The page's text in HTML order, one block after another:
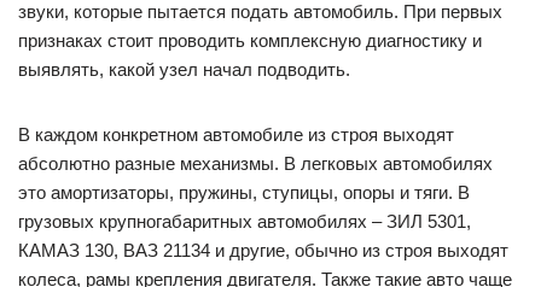
звуки, которые пытается подать автомобиль. При первых
признаках стоит проводить комплексную диагностику и
выявлять, какой узел начал подводить.
В каждом конкретном автомобиле из строя выходят
абсолютно разные механизмы. В легковых автомобилях
это амортизаторы, пружины, ступицы, опоры и тяги. В
грузовых крупногабаритных автомобилях – ЗИЛ 5301,
КАМАЗ 130, ВАЗ 21134 и другие, обычно из строя выходят
колеса, рамы крепления двигателя. Также такие авто чаще